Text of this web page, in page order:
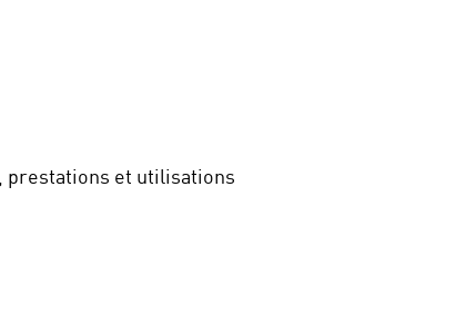
prestations et utilisations